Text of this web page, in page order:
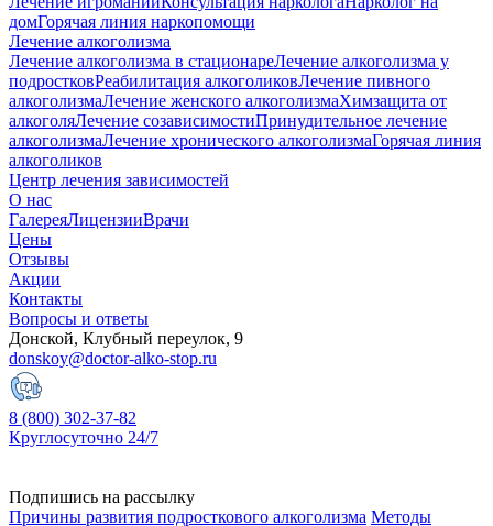
домГорячая линия наркопомощи
Лечение алкоголизма
Лечение алкоголизма в стационареЛечение алкоголизма у
подростковРеабилитация алкоголиковЛечение пивного
алкоголизмаЛечение женского алкоголизмаХимзащита от
алкоголяЛечение созависимостиПринудительное лечение
алкоголизмаЛечение хронического алкоголизмаГорячая линия
алкоголиков
Центр лечения зависимостей
О нас
ГалереяЛицензииВрачи
Цены
Отзывы
Акции
Контакты
Вопросы и ответы
Донской, Клубный переулок, 9
donskoy@doctor-alko-stop.ru
8 (800) 302-37-82
Круглосуточно 24/7
Подпишись на рассылку
Причины развития подросткового алкоголизма Методы